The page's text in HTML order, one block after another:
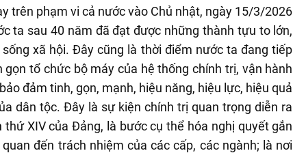
trên phạm vi cả nước vào Chủ nhật, ngày 15/3/2026
ta sau 40 năm đã đạt được những thành tựu to lớn,
xã hội. Đây cũng là thời điểm nước ta đang tiếp
tổ chức bộ máy của hệ thống chính trị, vận hành
đảm tinh, gọn, mạnh, hiệu năng, hiệu lực, hiệu quả
dân tộc. Đây là sự kiện chính trị quan trọng diễn ra
XIV của Đảng, là bước cụ thể hóa nghị quyết gắn
đến trách nhiệm của các cấp, các ngành; là nơi